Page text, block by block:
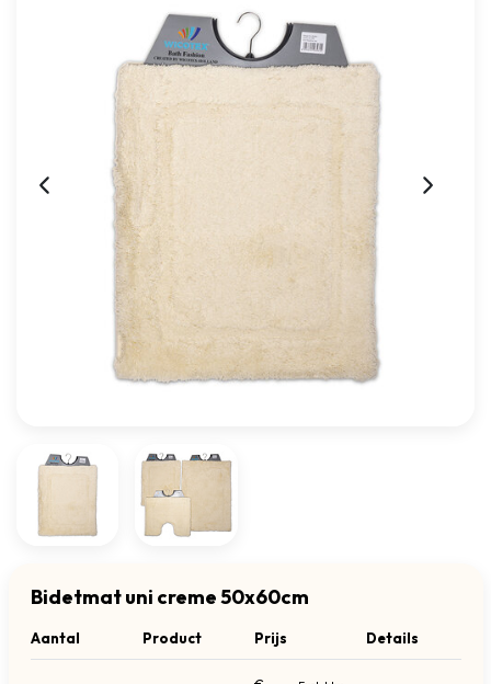
Bidetmat uni creme 50x60cm
Aantal Product Prijs Details